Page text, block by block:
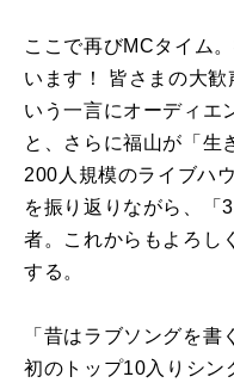
ここで再びMCタイム
います！ 皆さまの大
いう一言にオーディエ
と、さらに福山が「生
200人規模のライブハ
を振り返りながら、「
者。これからもよろし
する。
「昔はラブソングを
初のトップ10入りシン